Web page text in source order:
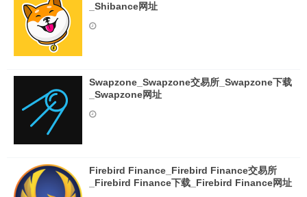
_Shibance网址
Swapzone_Swapzone交易所_Swapzone下载
_Swapzone网址
Firebird Finance_Firebird Finance交易所
_Firebird Finance下载_Firebird Finance网址